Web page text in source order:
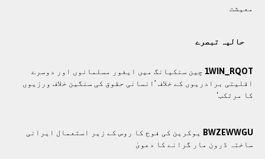
معيشت
حالیہ تبصرے
1WIN_RQOT چین سنکیانگ میں ایغور مسلمانوں اور دوسرے
اقلیتی برادريوں کے خلاف ’انسانی حقوق کی سنگین خلاف ورزیوں
کا مرتکب‘
BWZEWWGU یوکرین کی فوج کا روس کے زیر استعمال ایرانی
ساختہ ڈرون مار گرانے کا دعویٰ